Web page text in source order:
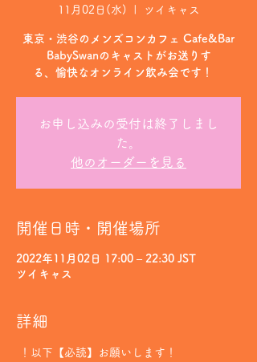
11月02日(水) ツイキャス
東京・渋谷のメンズコンカフェ Cafe&Bar
BabySwanのキャストがお送りす
る、愉快なオンライン飲み会です！
お申し込みの受付は終了しまし
た。
他のオーダーを見る
開催日時・開催場所
2022年11月02日 17:00 – 22:30 JST
ツイキャス
詳細
！以下【必読】お願いします！